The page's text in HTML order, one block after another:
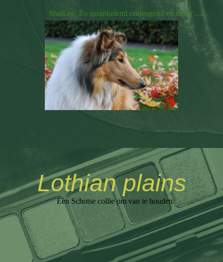
ShaiLee, Zo sprankelend ondeugend en mooi .......
Lothian plains
Een Schotse collie om van te houden.